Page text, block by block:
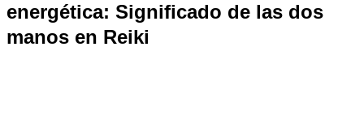
energética: Significado de las dos
manos en Reiki